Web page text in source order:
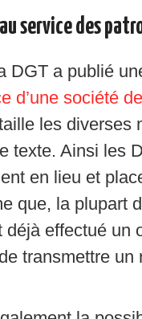
service des
DGT a publié
d’une société
les diverses
texte. Ainsi les
en lieu et
que, la plupart
déjà effectué un
transmettre un